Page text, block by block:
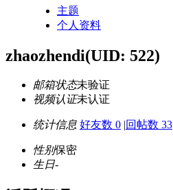
主题
个人资料
zhaozhendi(UID: 522)
邮箱状态未验证
视频认证未认证
统计信息 好友数 0 |回帖数 33
性别保密
生日-